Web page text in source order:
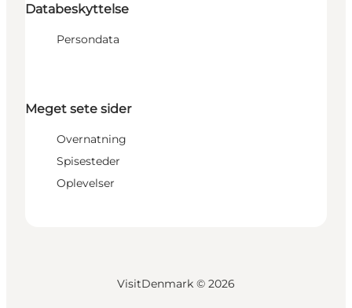
Databeskyttelse
Persondata
Meget sete sider
Overnatning
Spisesteder
Oplevelser
VisitDenmark © 2026